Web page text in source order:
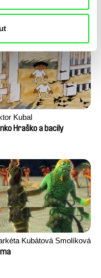
Kubal
Hraško a bacily
Kubátová Smolíková